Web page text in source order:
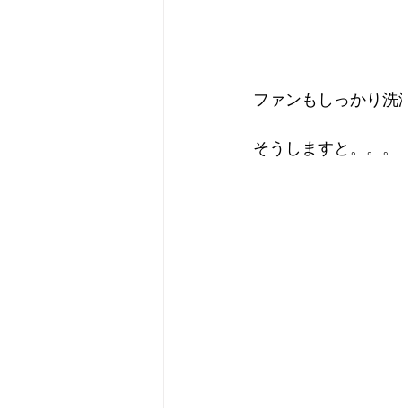
ファンもしっかり
そうしますと。。。